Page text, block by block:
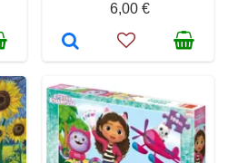
6,00 €